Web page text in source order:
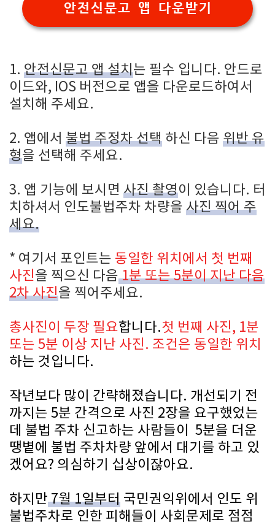
안전신문고 앱 다운받기
1. 안전신문고 앱 설치는 필수 입니다. 안드로
이드와, IOS 버전으로 앱을 다운로드하여서
설치해 주세요.
2. 앱에서 불법 주정차 선택 하신 다음 위반 유
형을 선택해 주세요.
3. 앱 기능에 보시면 사진 촬영이 있습니다. 터
치하셔서 인도불법주차 차량을 사진 찍어 주
세요.
* 여기서 포인트는 동일한 위치에서 첫 번째
사진을 찍으신 다음1분 또는 5분이 지난 다음
2차 사진을 찍어주세요.
총사진이 두장 필요합니다.첫 번째 사진, 1분
또는 5분 이상 지난 사진. 조건은 동일한 위치
하는 것입니다.
작년보다 많이 간략해졌습니다. 개선되기 전
까지는 5분 간격으로 사진 2장을 요구했었는
데 불법 주차 신고하는 사람들이 5분을 더운
땡볕에 불법 주차차량 앞에서 대기를 하고 있
겠어요? 의심하기 십상이잖아요.
하지만7월 1일부터 국민권익위에서 인도 위
불법주차로 인한 피해들이 사회문제로 점점